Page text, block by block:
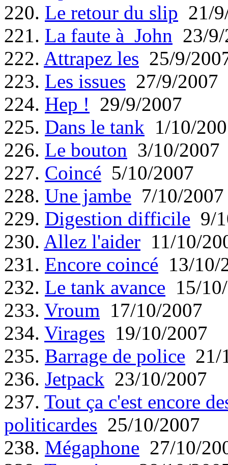
220. Le retour du slip 21/
221. La faute à John 23/
222. Attrapez les 25/9/
223. Les issues 27/9/2007
224. Hep ! 29/9/2007
225. Dans le tank 1/10/
226. Le bouton 3/10/2007
227. Coincé 5/10/2007
228. Une jambe 7/10/2007
229. Digestion difficile 9/
230. Allez l'aider 11/10/
231. Encore coincé 13/10/
232. Le tank avance 15/
233. Vroum 17/10/2007
234. Virages 19/10/2007
235. Barrage de police 21/
236. Jetpack 23/10/2007
237. Tout ça c'est encore
politicardes 25/10/2007
238. Mégaphone 27/10/